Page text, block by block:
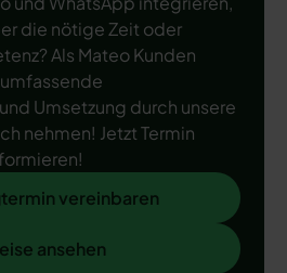
die nötige Zeit oder
Als Mateo Kunden
Umsetzung durch unsere
nehmen! Jetzt Termin
vereinbaren
ansehen